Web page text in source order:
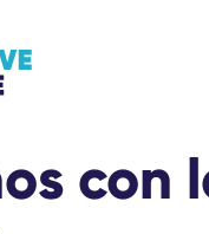
con